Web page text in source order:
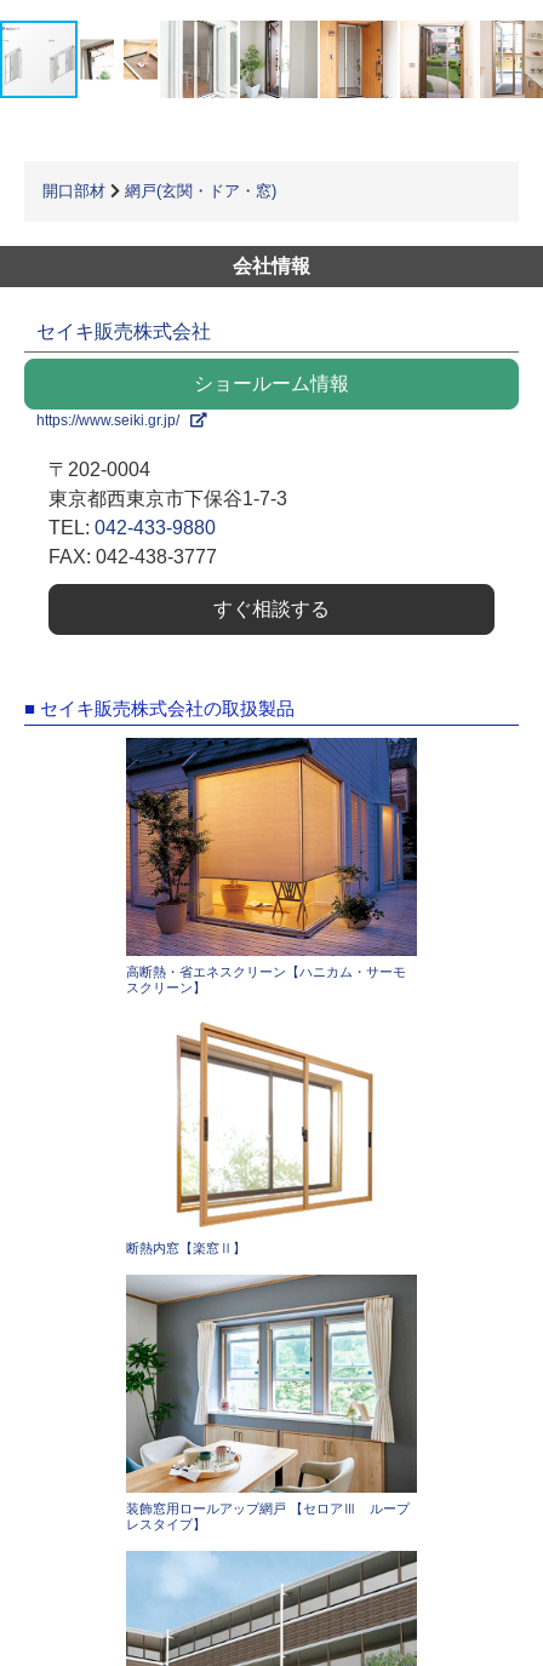
開口部材 網戸(玄関・ドア・窓)
会社情報
セイキ販売株式会社
ショールーム情報
https://www.seiki.gr.jp/
〒202-0004
東京都西東京市下保谷1-7-3
TEL: 042-433-9880
FAX: 042-438-3777
すぐ相談する
■ セイキ販売株式会社の取扱製品
高断熱・省エネスクリーン【ハニカム・サーモ
スクリーン】
断熱内窓【楽窓Ⅱ】
装飾窓用ロールアップ網戸 【セロアⅢ ループ
レスタイプ】